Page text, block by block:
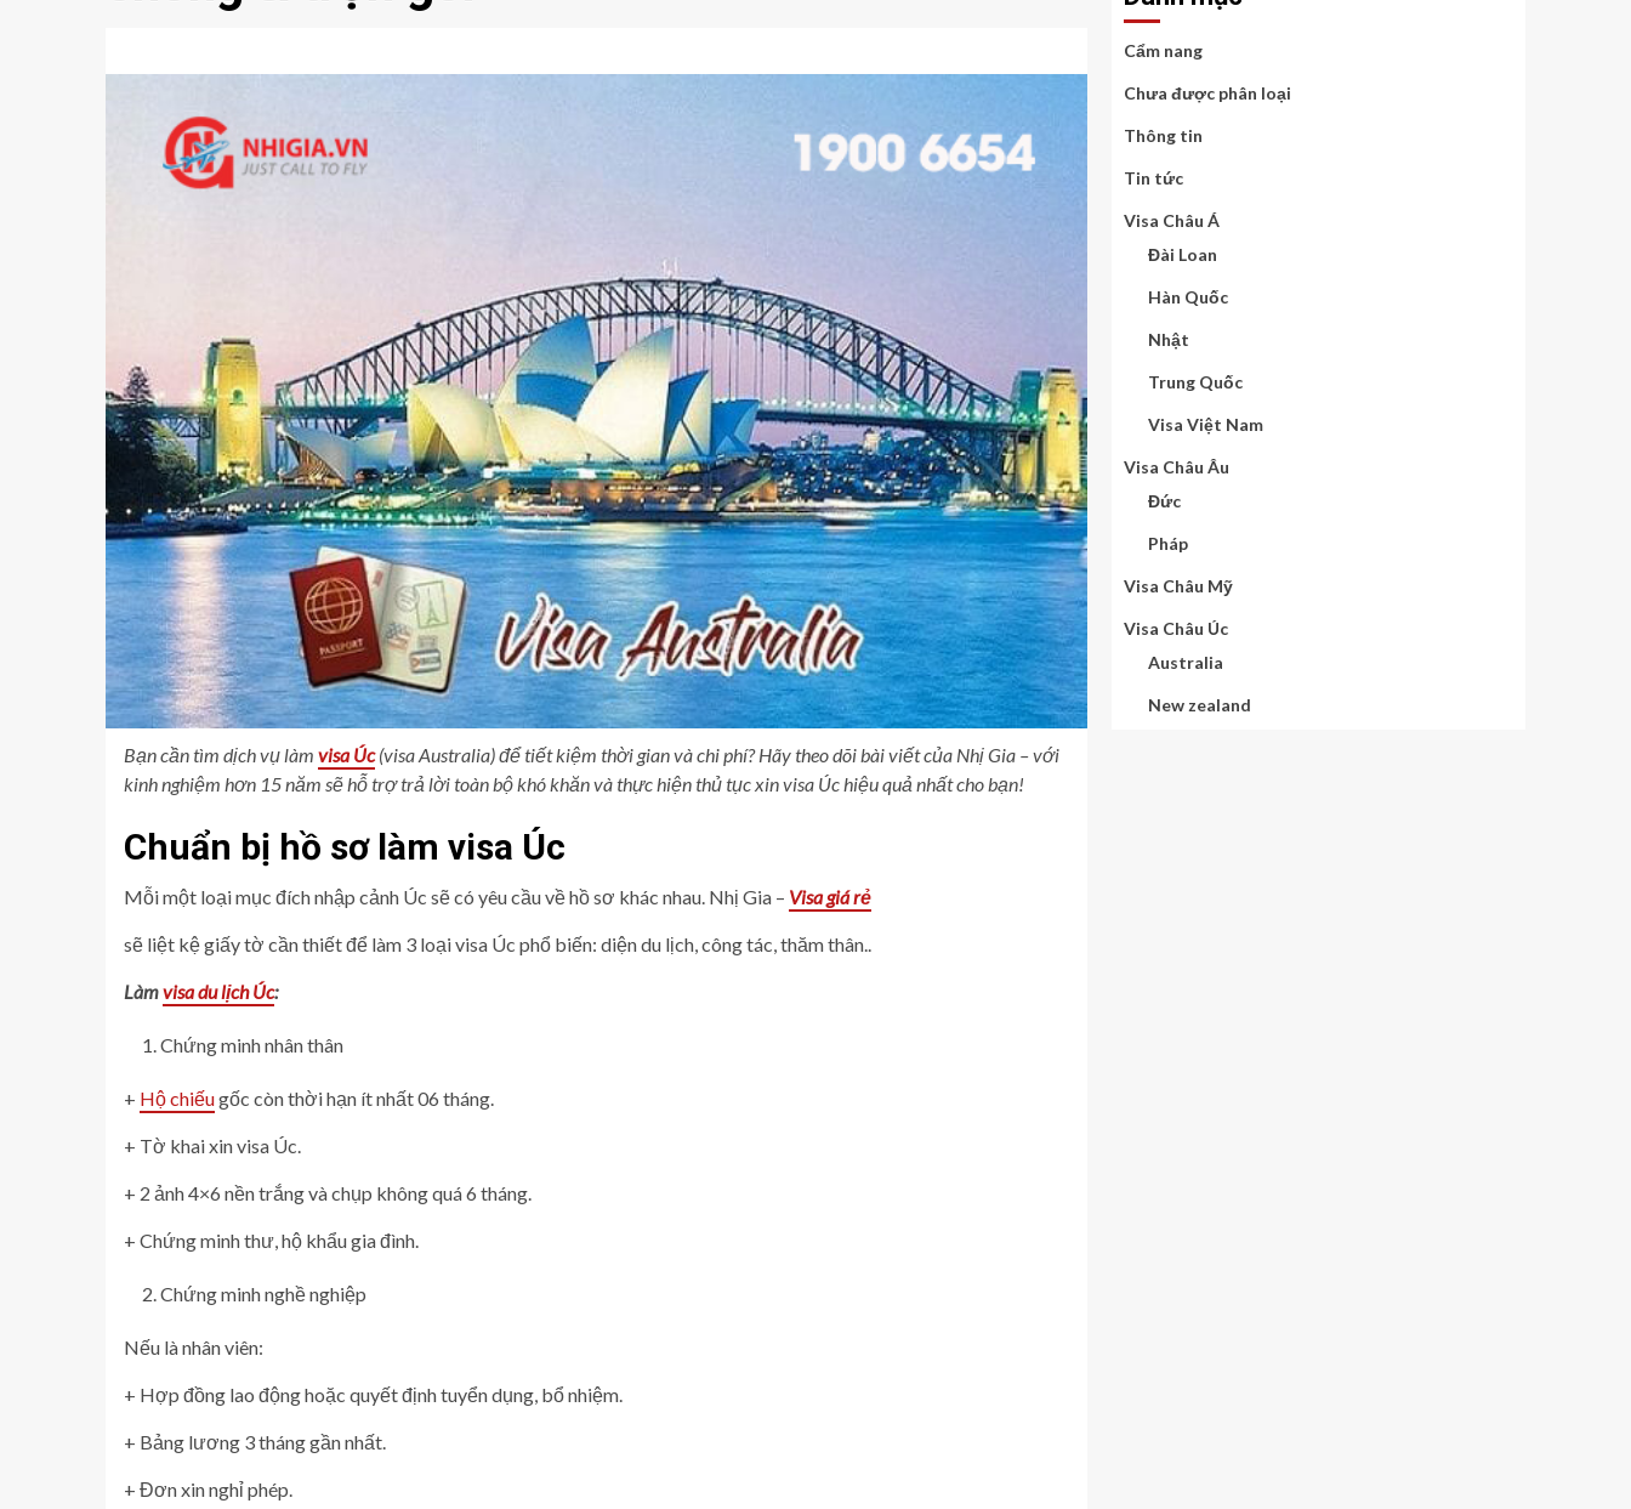
Bạn cần tìm dịch vụ làm visa Úc(visa Australia) để tiết kiệm thời gian và chi phí? Hãy theo dõi bài viết của Nhị Gia – với
kinh nghiệm hơn 15 năm sẽ hỗ trợ trả lời toàn bộ khó khăn và thực hiện thủ tục xin visa Úc hiệu quả nhất cho bạn!
Chuẩn bị hồ sơ làm visa Úc
Mỗi một loại mục đích nhập cảnh Úc sẽ có yêu cầu về hồ sơ khác nhau. Nhị Gia – Visa giá rẻ
sẽ liệt kệ giấy tờ cần thiết để làm 3 loại visa Úc phổ biến: diện du lịch, công tác, thăm thân..
Làmvisa du lịch Úc:
Chứng minh nhân thân
+ Hộ chiếugốc còn thời hạn ít nhất 06 tháng.
+ Tờ khai xin visa Úc.
+ 2 ảnh 4×6 nền trắng và chụp không quá 6 tháng.
+ Chứng minh thư, hộ khẩu gia đình.
Chứng minh nghề nghiệp
Nếu là nhân viên:
+ Hợp đồng lao động hoặc quyết định tuyển dụng, bổ nhiệm.
+ Bảng lương 3 tháng gần nhất.
+ Đơn xin nghỉ phép.
Cẩm nang
Chưa được phân loại
Thông tin
Tin tức
Visa Châu Á
Đài Loan
Hàn Quốc
Nhật
Trung Quốc
Visa Việt Nam
Visa Châu Âu
Đức
Pháp
Visa Châu Mỹ
Visa Châu Úc
Australia
New zealand